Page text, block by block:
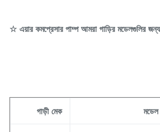
☆ এয়ার কমপ্রেসার পাম্প আমরা গাড়ির মডেলগুলির
গাড়ী মেক মডেল